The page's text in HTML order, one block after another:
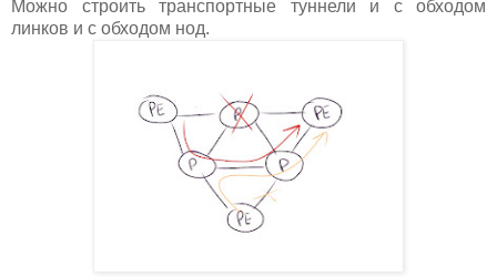
Можно строить транспортные туннели и с обходом
линков и с обходом нод.